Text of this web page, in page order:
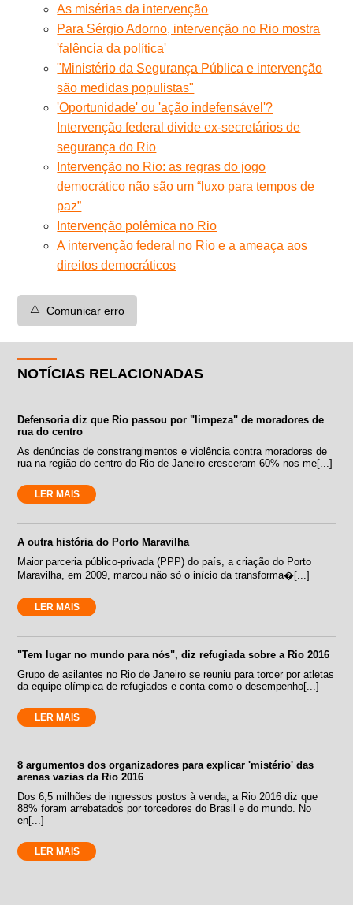
As misérias da intervenção
Para Sérgio Adorno, intervenção no Rio mostra
'falência da política'
"Ministério da Segurança Pública e intervenção
são medidas populistas"
'Oportunidade' ou 'ação indefensável'?
Intervenção federal divide ex-secretários de
segurança do Rio
Intervenção no Rio: as regras do jogo
democrático não são um “luxo para tempos de
paz”
Intervenção polêmica no Rio
A intervenção federal no Rio e a ameaça aos
direitos democráticos
⚠️ Comunicar erro
NOTÍCIAS RELACIONADAS
Defensoria diz que Rio passou por "limpeza" de moradores de
rua do centro
As denúncias de constrangimentos e violência contra moradores de
rua na região do centro do Rio de Janeiro cresceram 60% nos me[...]
LER MAIS
A outra história do Porto Maravilha
Maior parceria público-privada (PPP) do país, a criação do Porto
Maravilha, em 2009, marcou não só o início da transforma�[...]
LER MAIS
"Tem lugar no mundo para nós", diz refugiada sobre a Rio 2016
Grupo de asilantes no Rio de Janeiro se reuniu para torcer por atletas
da equipe olímpica de refugiados e conta como o desempenho[...]
LER MAIS
8 argumentos dos organizadores para explicar 'mistério' das
arenas vazias da Rio 2016
Dos 6,5 milhões de ingressos postos à venda, a Rio 2016 diz que
88% foram arrebatados por torcedores do Brasil e do mundo. No
en[...]
LER MAIS